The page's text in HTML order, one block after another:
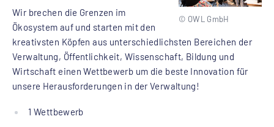
© OWL GmbH
Wir brechen die Grenzen im
Ökosystem auf und starten mit den
kreativsten Köpfen aus unterschiedlichsten Bereichen der
Verwaltung, Öffentlichkeit, Wissenschaft, Bildung und
Wirtschaft einen Wettbewerb um die beste Innovation für
unsere Herausforderungen in der Verwaltung!
1 Wettbewerb